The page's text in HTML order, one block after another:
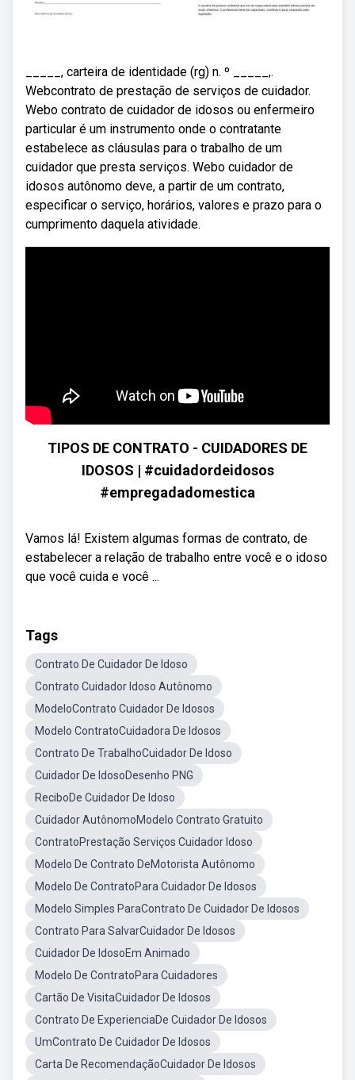
_____, carteira de identidade (rg) n. º _____,.
Webcontrato de prestação de serviços de cuidador.
Webo contrato de cuidador de idosos ou enfermeiro
particular é um instrumento onde o contratante
estabelece as cláusulas para o trabalho de um
cuidador que presta serviços. Webo cuidador de
idosos autônomo deve, a partir de um contrato,
especificar o serviço, horários, valores e prazo para o
cumprimento daquela atividade.
TIPOS DE CONTRATO - CUIDADORES DE
IDOSOS | #cuidadordeidosos
#empregadadomestica
Vamos lá! Existem algumas formas de contrato, de
estabelecer a relação de trabalho entre você e o idoso
que você cuida e você ...
Tags
Contrato De Cuidador De Idoso
Contrato Cuidador Idoso Autônomo
ModeloContrato Cuidador De Idosos
Modelo ContratoCuidadora De Idosos
Contrato De TrabalhoCuidador De Idoso
Cuidador De IdosoDesenho PNG
ReciboDe Cuidador De Idoso
Cuidador AutônomoModelo Contrato Gratuito
ContratoPrestação Serviços Cuidador Idoso
Modelo De Contrato DeMotorista Autônomo
Modelo De ContratoPara Cuidador De Idosos
Modelo Simples ParaContrato De Cuidador De Idosos
Contrato Para SalvarCuidador De Idosos
Cuidador De IdosoEm Animado
Modelo De ContratoPara Cuidadores
Cartão De VisitaCuidador De Idosos
Contrato De ExperienciaDe Cuidador De Idosos
UmContrato De Cuidador De Idosos
Carta De RecomendaçãoCuidador De Idosos